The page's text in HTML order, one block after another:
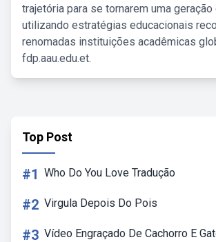
trajetória para se tornarem uma
utilizando estratégias educacionais
renomadas instituições acadêmicas
fdp.aau.edu.et.
Top Post
#1 Who Do You Love Tradução
#2 Virgula Depois Do Pois
#3 Vídeo Engraçado De Cachorro E